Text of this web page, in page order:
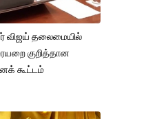
விஜய் தலைமையில்
குறித்தான
கூட்டம்